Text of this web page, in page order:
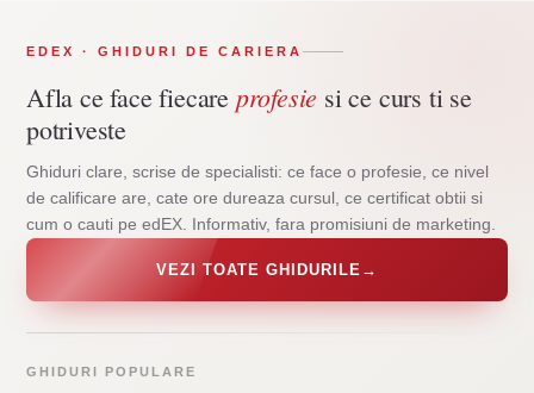
EDEX · GHIDURI DE CARIERA
Afla ce face fiecare profesie si ce curs ti se
potriveste
Ghiduri clare, scrise de specialisti: ce face o profesie, ce nivel
de calificare are, cate ore dureaza cursul, ce certificat obtii si
cum o cauti pe edEX. Informativ, fara promisiuni de marketing.
VEZI TOATE GHIDURILE →
GHIDURI POPULARE